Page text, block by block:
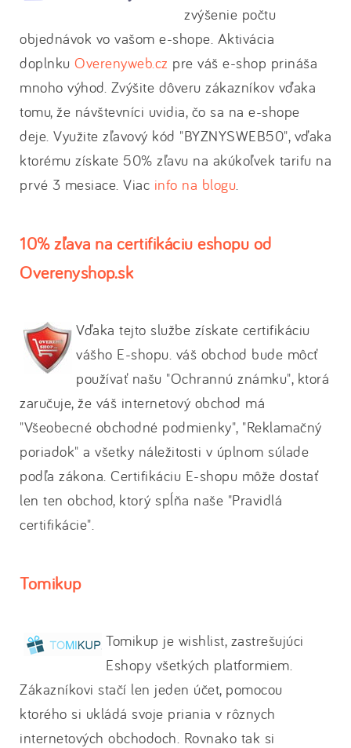
zvýšenie počtu
objednávok vo vašom e-shope. Aktivácia
doplnku Overenyweb.cz pre váš e-shop prináša
mnoho výhod. Zvýšite dôveru zákazníkov vďaka
tomu, že návštevníci uvidia, čo sa na e-shope
deje. Využite zľavový kód "BYZNYSWEB50", vďaka
ktorému získate 50% zľavu na akúkoľvek tarifu na
prvé 3 mesiace. Viac info na blogu.
10% zľava na certifikáciu eshopu od
Overenyshop.sk
Vďaka tejto službe získate certifikáciu
vášho E-shopu. váš obchod bude môcť
používať našu "Ochrannú známku", ktorá
zaručuje, že váš internetový obchod má
"Všeobecné obchodné podmienky", "Reklamačný
poriadok" a všetky náležitosti v úplnom súlade
podľa zákona. Certifikáciu E-shopu môže dostať
len ten obchod, ktorý spĺňa naše "Pravidlá
certifikácie".
Tomikup
Tomikup je wishlist, zastrešujúci
Eshopy všetkých platformiem.
Zákazníkovi stačí len jeden účet, pomocou
ktorého si ukládá svoje priania v rôznych
internetových obchodoch. Rovnako tak si